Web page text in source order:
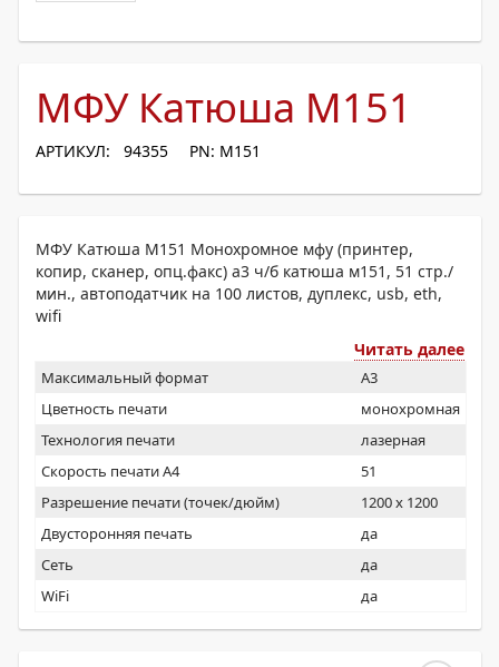
МФУ Катюша М151
АРТИКУЛ: 94355 PN: М151
МФУ Катюша М151 Монохромное мфу (принтер,
копир, сканер, опц.факс) а3 ч/б катюша м151, 51 стр./
мин., автоподатчик на 100 листов, дуплекс, usb, eth,
wifi
Читать далее
Максимальный формат
A3
Цветность печати
монохромная
Технология печати
лазерная
Скорость печати А4
51
Разрешение печати (точек/дюйм)
1200 x 1200
Двусторонняя печать
да
Сеть
да
WiFi
да